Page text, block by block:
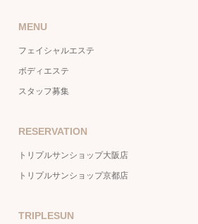
MENU
フェイシャルエステ
ボディエステ
スタッフ募集
RESERVATION
トリプルサンショップ大阪店
トリプルサンショップ京都店
TRIPLESUN